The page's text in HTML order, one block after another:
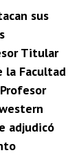
sus
Titular
la Facultad
adjudicó